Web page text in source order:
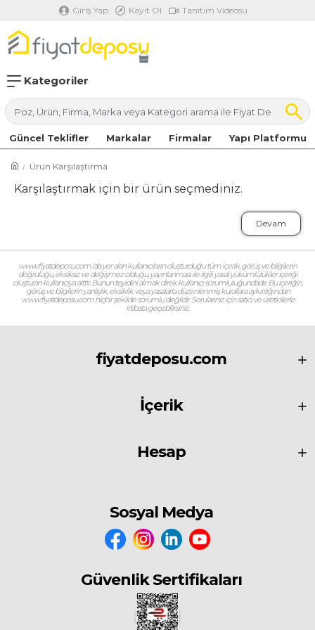
Giriş Yap Kayıt Ol Tanıtım Videosu
Kategoriler
Güncel Teklifler Markalar Firmalar Yapı Platformu
Ürün Karşılaştırma
Karşılaştırmak için bir ürün seçmediniz.
Devam
www.fiyatdeposu.com ‘da yer alan kullanıcıların oluşturduğu tüm içerik, görüş ve bilgilerin
doğruluğu, eksiksiz ve değişmez olduğu, yayınlanması ile ilgili yasal yükümlülükler içeriği
oluşturan kullanıcıya aittir. Bunun teyidini almak direk kullanıcı sorumluluğundadır. Bu içeriğin,
görüş ve bilgilerin yanlışlık, eksiklik veya yasalarla düzenlenmiş kurallara aykırılığından
www.fiyatdeposu.com hiçbir şekilde sorumlu değildir. Sorularınız için satıcı ve üreticilerle
irtibata geçebilirsiniz.
fiyatdeposu.com
İçerik
Hesap
Sosyal Medya
Güvenlik Sertifikaları